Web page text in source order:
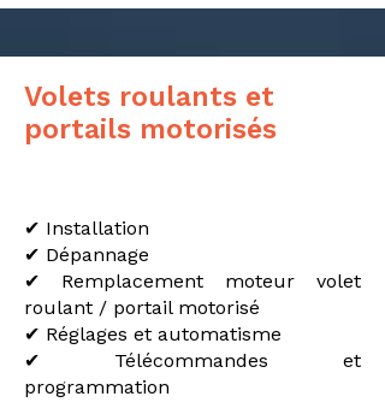
Volets roulants et
portails motorisés
✔ Installation
✔ Dépannage
✔ Remplacement moteur volet
roulant / portail motorisé
✔ Réglages et automatisme
✔ Télécommandes et
programmation